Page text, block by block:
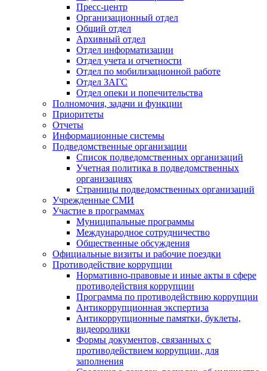
Пресс-центр
Организационный отдел
Общий отдел
Архивный отдел
Отдел информатизации
Отдел учета и отчетности
Отдел по мобилизационной работе
Отдел ЗАГС
Отдел опеки и попечительства
Полномочия, задачи и функции
Приоритеты
Отчеты
Информационные системы
Подведомственные организации
Список подведомственных организаций
Учетная политика в подведомственных
организациях
Страницы подведомственных организаций
Учрежденные СМИ
Участие в программах
Муниципальные программы
Международное сотрудничество
Общественные обсуждения
Официальные визиты и рабочие поездки
Противодействие коррупции
Нормативно-правовые и иные акты в сфере
противодействия коррупции
Программа по противодействию коррупции
Антикоррупционная экспертиза
Антикоррупционные памятки, буклеты,
видеоролики
Формы документов, связанных с
противодействием коррупции, для
заполнения